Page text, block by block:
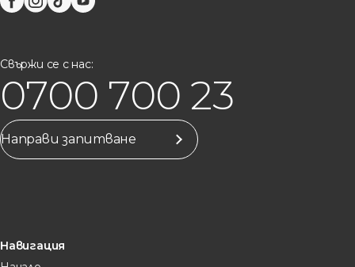
Свържи се с нас:
0700 700 23
Направи запитване
Навигация